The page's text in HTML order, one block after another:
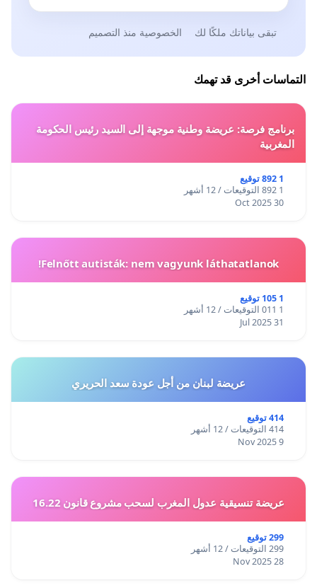
تبقى بياناتك ملكًا لك الخصوصية منذ التصميم
التماسات أخرى قد تهمك
برنامج فرصة: عريضة وطنية موجهة إلى السيد رئيس الحكومة
المغربية
1 892 توقيع
1 892 التوقيعات / 12 أشهر
30 Oct 2025
Felnőtt autisták: nem vagyunk láthatatlanok!
1 105 توقيع
1 011 التوقيعات / 12 أشهر
31 Jul 2025
عريضة لبنان من أجل عودة سعد الحريري
414 توقيع
414 التوقيعات / 12 أشهر
9 Nov 2025
عريضة تنسيقية عدول المغرب لسحب مشروع قانون 16.22
299 توقيع
299 التوقيعات / 12 أشهر
28 Nov 2025